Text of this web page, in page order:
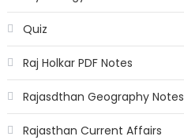
Quiz
Raj Holkar PDF Notes
Rajasdthan Geography Notes
Rajasthan Current Affairs